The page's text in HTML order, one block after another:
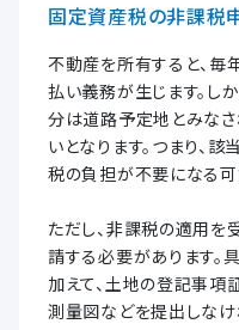
固定資産税の非課税
不動産を所有すると、
払い義務が生じます。し
分は道路予定地とみな
いとなります。つまり、
税の負担が不要になる可
ただし、非課税の適用を
請する必要があります。
加えて、土地の登記事項
測量図などを提出しなけ